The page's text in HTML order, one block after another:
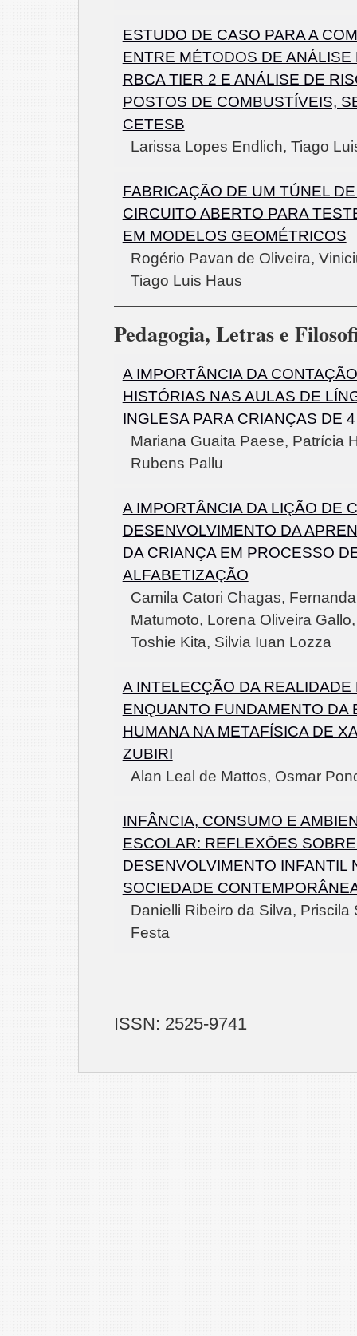
ESTUDO DE CASO PARA A
ENTRE MÉTODOS DE ANÁLISE
RBCA TIER 2 E ANÁLISE DE
POSTOS DE COMBUSTÍVEIS,
CETESB
Larissa Lopes Endlich, Tiago
FABRICAÇÃO DE UM TÚNEL
CIRCUITO ABERTO PARA
EM MODELOS GEOMÉTRICOS
Rogério Pavan de Oliveira,
Tiago Luis Haus
Pedagogia, Letras e
A IMPORTÂNCIA DA
HISTÓRIAS NAS AULAS DE
INGLESA PARA CRIANÇAS DE
Mariana Guaita Paese, Patrícia
Rubens Pallu
A IMPORTÂNCIA DA LIÇÃO DE
DESENVOLVIMENTO DA
DA CRIANÇA EM PROCESSO
ALFABETIZAÇÃO
Camila Catori Chagas,
Matumoto, Lorena Oliveira
Toshie Kita, Silvia Iuan Lozza
A INTELECÇÃO DA REALIDADE
ENQUANTO FUNDAMENTO DA
HUMANA NA METAFÍSICA DE
ZUBIRI
Alan Leal de Mattos, Osmar
INFÂNCIA, CONSUMO E
ESCOLAR: REFLEXÕES
DESENVOLVIMENTO INFANTIL
SOCIEDADE
Danielli Ribeiro da Silva, Priscila
Festa
ISSN: 2525-9741